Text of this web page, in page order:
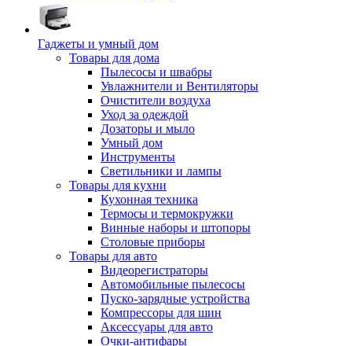
Гаджеты и умный дом
Товары для дома
Пылесосы и швабры
Увлажнители и Вентиляторы
Очистители воздуха
Уход за одеждой
Дозаторы и мыло
Умный дом
Инструменты
Светильники и лампы
Товары для кухни
Кухонная техника
Термосы и термокружки
Винные наборы и штопоры
Столовые приборы
Товары для авто
Видеорегистраторы
Автомобильные пылесосы
Пуско-зарядные устройства
Компрессоры для шин
Аксессуары для авто
Очки-антифары